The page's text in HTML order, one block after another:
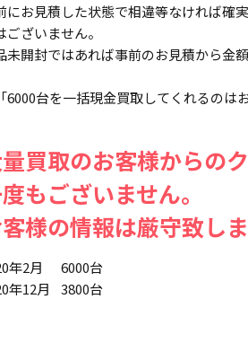
にお見積した状態で相違等なければ確
ございません。
未開封ではあれば事前のお見積から金
台を一括現金買取してくれるのは
買取のお客様からの
もございません。
様の情報は厳守致しま
年2月
6000台
年12月
3800台